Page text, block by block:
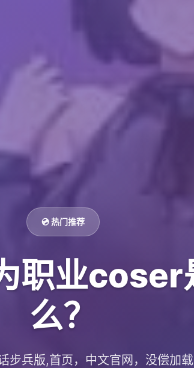
💿 热门推荐
职业coser
么？
步兵版,首页，中文官网，没偿加